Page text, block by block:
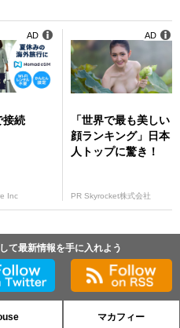
接続
Inc
AD
「世界で最も美しい
顔ランキング」日本
人トップに驚き！
PR Skyrocket株式会社
AD
て最新情報を手に入れよう
マカフィー